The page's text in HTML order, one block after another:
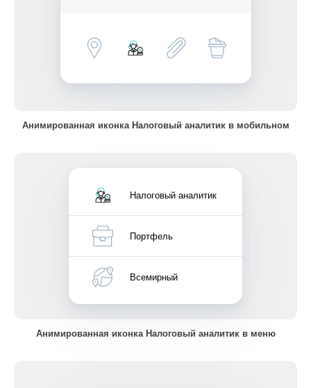
Анимированная иконка Налоговый аналитик в мобильном
Налоговый аналитик
Портфель
Всемирный
Анимированная иконка Налоговый аналитик в меню